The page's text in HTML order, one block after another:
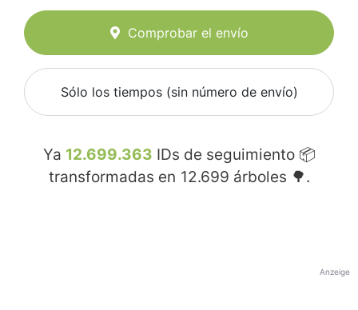
Comprobar el envío
Sólo los tiempos (sin número de envío)
Ya 12.699.363 IDs de seguimiento 📦
transformadas en 12.699 árboles 🌳.
Anzeige